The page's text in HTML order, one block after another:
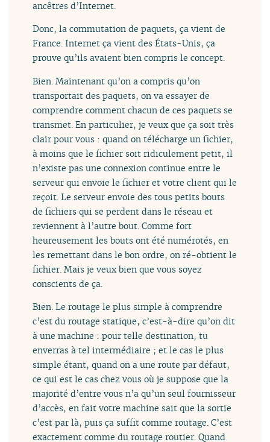
ancêtres d’Internet.
Donc, la commutation de paquets, ça vient de
France. Internet ça vient des États-Unis, ça
prouve qu’ils avaient bien compris le concept.
Bien. Maintenant qu’on a compris qu’on
transportait des paquets, on va essayer de
comprendre comment chacun de ces paquets se
transmet. En particulier, je veux que ça soit très
clair pour vous : quand on télécharge un fichier,
à moins que le fichier soit ridiculement petit, il
n’existe pas une connexion continue entre le
serveur qui envoie le fichier et votre client qui le
reçoit. Le serveur envoie des tous petits bouts
de fichiers qui se perdent dans le réseau et
reviennent à l’autre bout. Comme fort
heureusement les bouts ont été numérotés, en
les remettant dans le bon ordre, on ré-obtient le
fichier. Mais je veux bien que vous soyez
conscients de ça.
Bien. Le routage le plus simple à comprendre
c’est du routage statique, c’est-à-dire qu’on dit
à une machine : pour telle destination, tu
enverras à tel intermédiaire ; et le cas le plus
simple étant, quand on a une route par défaut,
ce qui est le cas chez vous où je suppose que la
majorité d’entre vous n’a qu’un seul fournisseur
d’accès, en fait votre machine sait que la sortie
c’est par là, puis ça suffit comme routage. C’est
exactement comme du routage routier. Quand